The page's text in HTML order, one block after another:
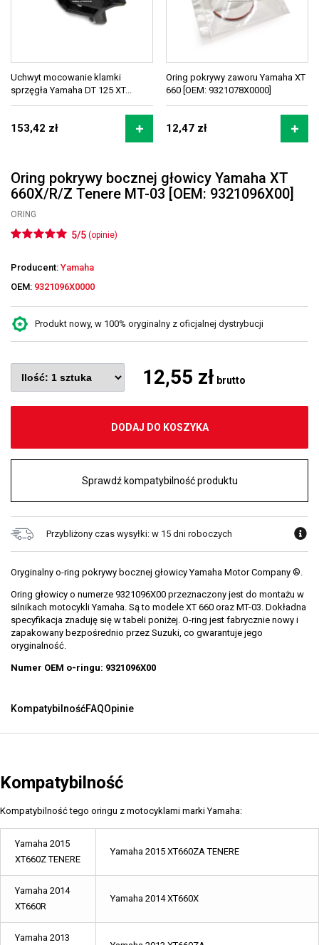
Uchwyt mocowanie klamki
sprzęgła Yamaha DT 125 XT...
153,42 zł
Oring pokrywy zaworu Yamaha XT
660 [OEM: 9321078X0000]
12,47 zł
Oring pokrywy bocznej głowicy Yamaha XT
660X/R/Z Tenere MT-03 [OEM: 9321096X00]
ORING
5/5 (opinie)
Producent: Yamaha
OEM: 9321096X0000
Produkt nowy, w 100% oryginalny z oficjalnej dystrybucji
12,55 zł brutto
DODAJ DO KOSZYKA
Sprawdź kompatybilność produktu
Przybliżony czas wysyłki: w 15 dni roboczych
Oryginalny o-ring pokrywy bocznej głowicy Yamaha Motor Company ®.
Oring głowicy o numerze 9321096X00 przeznaczony jest do montażu w
silnikach motocykli Yamaha. Są to modele XT 660 oraz MT-03. Dokładna
specyfikacja znaduję się w tabeli poniżej. O-ring jest fabrycznie nowy i
zapakowany bezpośrednio przez Suzuki, co gwarantuje jego
oryginalność.
Numer OEM o-ringu: 9321096X00
KompatybilnośćFAQOpinie
Kompatybilność
Kompatybilność tego oringu z motocyklami marki Yamaha:
Yamaha 2015
XT660Z TENERE
Yamaha 2015 XT660ZA TENERE
Yamaha 2014
XT660R
Yamaha 2014 XT660X
Yamaha 2013